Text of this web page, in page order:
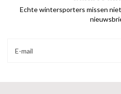
Echte wintersporters missen